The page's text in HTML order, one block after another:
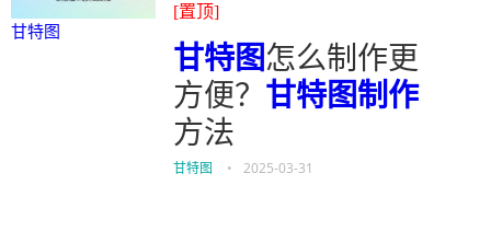
甘特图
[置顶]
甘特图怎么制作更
方便？ 甘特图制作
方法
甘特图 • 2025-03-31